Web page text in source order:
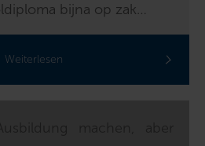
bijna op zak…
Weiterlesen